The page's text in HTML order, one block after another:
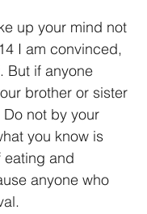
up your mind not
I am convinced,
But if anyone
brother or sister
not by your
you know is
eating and
anyone who